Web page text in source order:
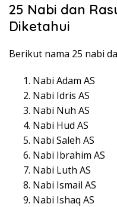
25 Nabi dan
Diketahui
Berikut nama 25 nabi
Nabi Adam AS
Nabi Idris AS
Nabi Nuh AS
Nabi Hud AS
Nabi Saleh AS
Nabi Ibrahim AS
Nabi Luth AS
Nabi Ismail AS
Nabi Ishaq AS